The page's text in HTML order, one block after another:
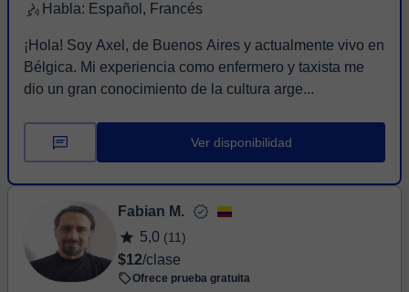
Habla: Español, Francés
¡Hola! Soy Axel, de Buenos Aires y actualmente vivo en
Bélgica. Mi experiencia como enfermero y taxista me
dio un gran conocimiento de la cultura arge...
Ver disponibilidad
Fabian M.
5,0 (11)
$12/clase
Ofrece prueba gratuita